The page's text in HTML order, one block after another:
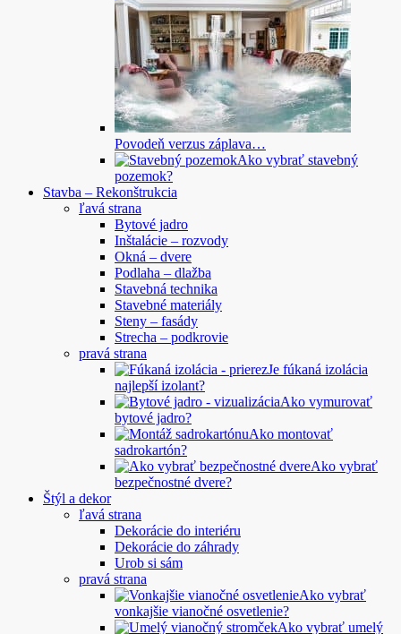
Povodeň verzus záplava…
Ako vybrať stavebný
pozemok?
Stavba – Rekonštrukcia
ľavá strana
Bytové jadro
Inštalácie – rozvody
Okná – dvere
Podlaha – dlažba
Stavebná technika
Stavebné materiály
Steny – fasády
Strecha – podkrovie
pravá strana
Je fúkaná izolácia
najlepší izolant?
Ako vymurovať
bytové jadro?
Ako montovať
sadrokartón?
Ako vybrať
bezpečnostné dvere?
Štýl a dekor
ľavá strana
Dekorácie do interiéru
Dekorácie do záhrady
Urob si sám
pravá strana
Ako vybrať
vonkajšie vianočné osvetlenie?
Ako vybrať umelý